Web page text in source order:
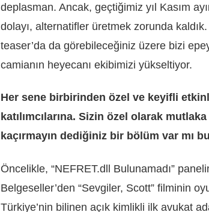
deplasman. Ancak, geçtiğimiz yıl Kasım
dolayı, alternatifler üretmek zorunda
teaser’da da görebileceğiniz üzere bizi
camianın heyecanı ekibimizi yükseltiyor.
Her sene birbirinden özel ve keyifli
katılımcılarına. Sizin özel olarak
kaçırmayın dediğiniz bir bölüm var mı
Öncelikle, “NEFRET.dll Bulunamadı”
Belgeseller’den “Sevgiler, Scott” filminin
Türkiye’nin bilinen açık kimlikli ilk avukat